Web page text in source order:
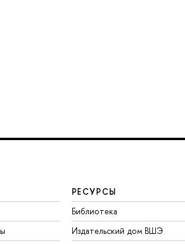
РЕСУРСЫ
Библиотека
Издательский дом ВШЭ